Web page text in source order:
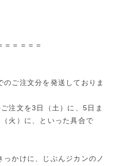
＝＝＝＝＝
のご注文分を発送しておりま
注文を3日（土）に、5日ま
火）に、といった具合で
っかけに、じぶんジカンのノ